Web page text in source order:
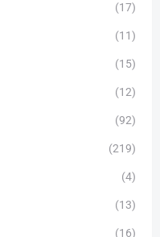
(17)
(11)
(15)
(12)
(92)
(219)
(4)
(13)
(16)